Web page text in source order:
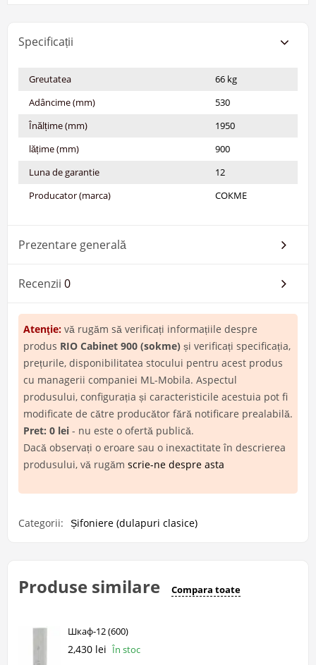
Specificații
Greutatea
66 kg
Adâncime (mm)
530
Înălțime (mm)
1950
lățime (mm)
900
Luna de garantie
12
Producator (marca)
СОКМЕ
Prezentare generală
Recenzii 0
Atenţie: vă rugăm să verificați informațiile despre
produs RIO Cabinet 900 (sokme) și verificați specificația,
prețurile, disponibilitatea stocului pentru acest produs
cu managerii companiei ML-Mobila. Aspectul
produsului, configurația și caracteristicile acestuia pot fi
modificate de către producător fără notificare prealabilă.
Pret: 0 lei - nu este o ofertă publică.
Dacă observați o eroare sau o inexactitate în descrierea
produsului, vă rugăm scrie-ne despre asta
Categorii: Șifoniere (dulapuri clasice)
Produse similare Compara toate
Шкаф-12 (600)
2,430 lei În stoc